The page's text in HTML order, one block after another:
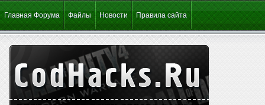
Главная Форума Файлы Новости Правила сайта